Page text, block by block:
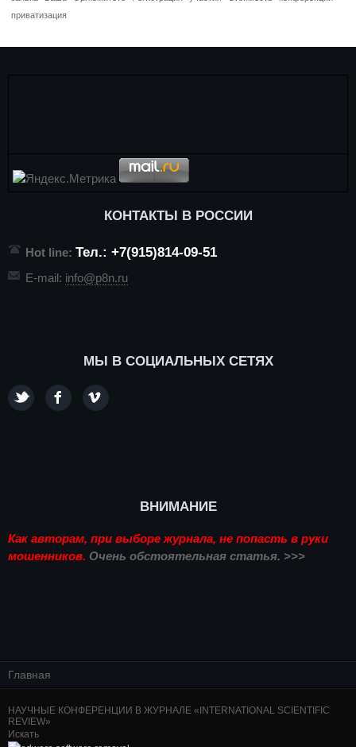
приватизация
КОНТАКТЫ В РОССИИ
Hot line: Тел.: +7(915)814-09-51
E-mail: info@p8n.ru
МЫ В СОЦИАЛЬНЫХ СЕТЯХ
ВНИМАНИЕ
Как авторам, при выборе журнала, не попасть в руки
мошенников. Очень обстоятельная статья. >>>
Главная
НАУЧНЫЕ КОНФЕРЕНЦИИ В ЖУРНАЛЕ «INTERNATIONAL SCIENTIFIC
REVIEW»
Искать